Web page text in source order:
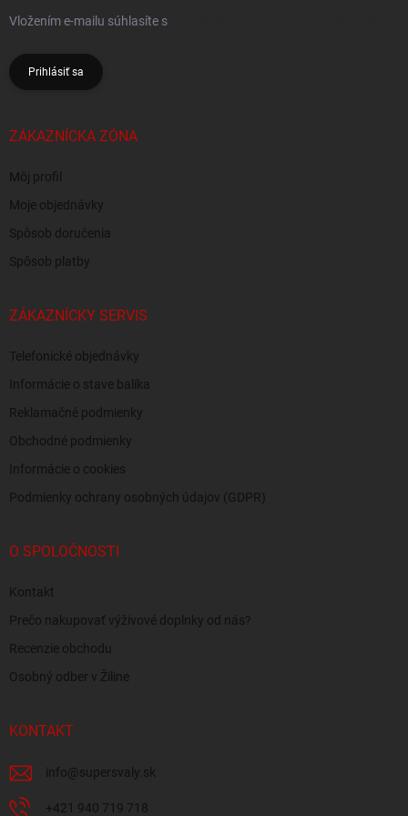
Vložením e-mailu súhlasíte s
Prihlásiť sa
ZÁKAZNÍCKA ZÓNA
Môj profil
Moje objednávky
Spôsob doručenia
Spôsob platby
ZÁKAZNÍCKY SERVIS
Telefonické objednávky
Informácie o stave balíka
Reklamačné podmienky
Obchodné podmienky
Informácie o cookies
Podmienky ochrany osobných údajov (GDPR)
O SPOLOČNOSTI
Kontakt
Prečo nakupovať výživové doplnky od nás?
Recenzie obchodu
Osobný odber v Žiline
KONTAKT
info@ supersvaly.sk
+421 940 719 718